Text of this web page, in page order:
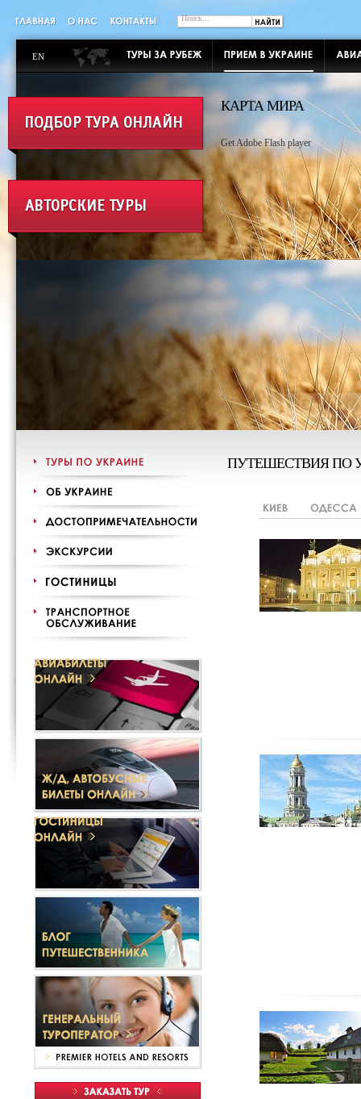
EN
КАРТА МИРА
Get Adobe Flash player
ПУТЕШЕСТВИЯ ПО